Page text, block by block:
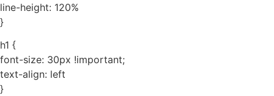
line-height: 120%
}
h1 {
font-size: 30px !important;
text-align: left
}